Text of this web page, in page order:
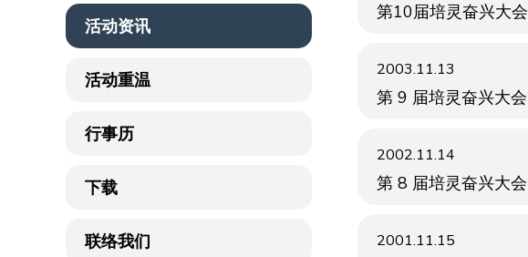
活动资讯
活动重温
行事历
下载
联络我们
第10届培灵奋兴大会
2003.11.13
第 9 届培灵奋兴大会
2002.11.14
第 8 届培灵奋兴大会
2001.11.15